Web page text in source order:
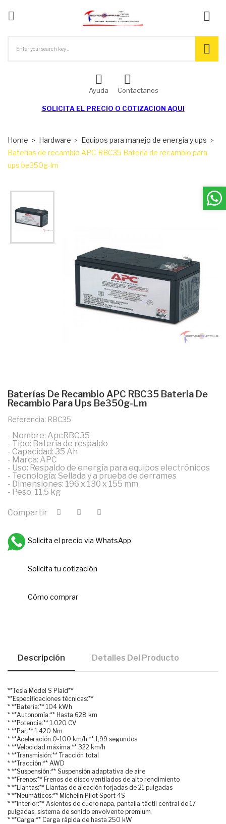

Ayuda Contactanos
SOLICITA EL PRECIO O COTIZACION AQUI
Home Hardware
Equipos para manejo de energía y ups
Baterías de recambio APC RBC35 Bateria de recambio para
ups be350g-lm
Baterías De Recambio APC RBC35 Bateria De
Recambio Para Ups Be350g-Lm
Referencia: RBC35
- Nombre: ApcRBC35
- Tipo: Batería de respaldo
- Capacidad: 35 Ah
- Marca: APC
- Uso: Respaldo de energía para equipos electrónicos
- Tecnología: Sellada y a prueba de derrames
- Dimensiones: 196 x 130 x 155 mm
- Peso: 11.5 kg
Compartir
Solicita el precio via WhatsApp
Solicita tu cotización
Cómo comprar
Descripción Detalles Del Producto
**Tesla Model S Plaid**
**Especificaciones técnicas:**
* **Batería:** 104 kWh
* **Autonomía:** Hasta 628 km
* **Potencia:** 1.020 CV
* **Par:** 1.420 Nm
* **Aceleración 0-100 km/h:** 1,99 segundos
* **Velocidad máxima:** 322 km/h
* **Transmisión:** Tracción total
* **Tracción:** AWD
* **Suspensión:** Suspensión adaptativa de aire
* **Frenos:** Frenos de disco ventilados de alto rendimiento
* **Llantas:** Llantas de aleación forjadas de 21 pulgadas
* **Neumáticos:** Michelin Pilot Sport 4S
* **Interior:** Asientos de cuero napa, pantalla táctil central de 17
pulgadas, sistema de sonido envolvente premium
* **Carga:** Carga rápida de hasta 250 kW